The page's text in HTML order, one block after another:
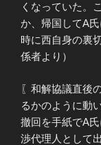
くなっていた。
か、帰国してA
時に西自身の裏
係者より）
〖和解協議直後
るかのように動
撤回を手紙でA
渉代理人として